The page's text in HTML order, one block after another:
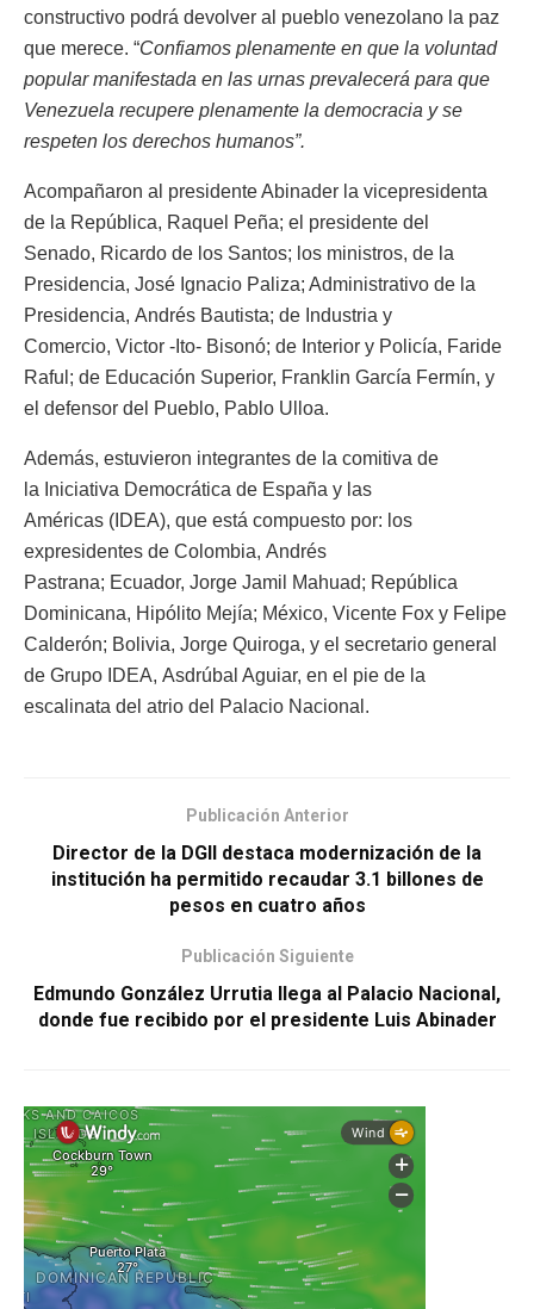
constructivo podrá devolver al pueblo venezolano la paz
que merece. “Confiamos plenamente en que la voluntad
popular manifestada en las urnas prevalecerá para que
Venezuela recupere plenamente la democracia y se
respeten los derechos humanos”.
Acompañaron al presidente Abinader la vicepresidenta
de la República, Raquel Peña; el presidente del
Senado, Ricardo de los Santos; los ministros, de la
Presidencia, José Ignacio Paliza; Administrativo de la
Presidencia, Andrés Bautista; de Industria y
Comercio, Victor -Ito- Bisonó; de Interior y Policía, Faride
Raful; de Educación Superior, Franklin García Fermín, y
el defensor del Pueblo, Pablo Ulloa.
Además, estuvieron integrantes de la comitiva de
la Iniciativa Democrática de España y las
Américas (IDEA), que está compuesto por: los
expresidentes de Colombia, Andrés
Pastrana; Ecuador, Jorge Jamil Mahuad; República
Dominicana, Hipólito Mejía; México, Vicente Fox y Felipe
Calderón; Bolivia, Jorge Quiroga, y el secretario general
de Grupo IDEA, Asdrúbal Aguiar, en el pie de la
escalinata del atrio del Palacio Nacional.
Publicación Anterior
Director de la DGII destaca modernización de la
institución ha permitido recaudar 3.1 billones de
pesos en cuatro años
Publicación Siguiente
Edmundo González Urrutia llega al Palacio Nacional,
donde fue recibido por el presidente Luis Abinader